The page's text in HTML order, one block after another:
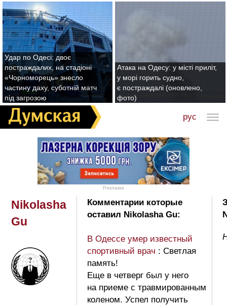
Удар по Одесі: двоє
постраждалих, на стадіоні
«Чорноморець» знесло
частину даху, суботній матч
під загрозою
Атака на Одесу: у місті приліт,
у морі горить судно,
є постраждалі (оновлено,
фото)
рус
Реклама
Nikolasha
Gu
Комментарии которые
оставил Nikolasha Gu:
В Одессе умер известный
спортивный врач : Светлая
память!
Еще в четверг был у него
на приеме с травмированным
коленом. Успел получить